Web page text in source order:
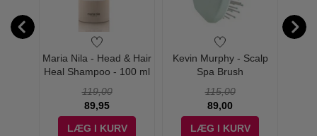
Maria Nila - Head & Hair
Heal Shampoo - 100 ml
119,00
89,95
LÆG I KURV
Kevin Murphy - Scalp
Spa Brush
115,00
89,00
LÆG I KURV